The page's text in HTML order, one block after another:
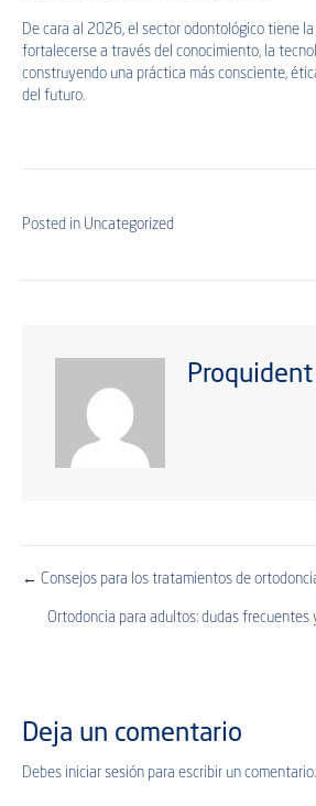
De cara al 2026, el sector odontológico tiene
fortalecerse a través del conocimiento, la
construyendo una práctica más consciente,
del futuro.
Posted in Uncategorized
Proquident
Posts
navigation
← Consejos para los tratamientos de
Ortodoncia para adultos: dudas
Deja un comentario
Debes iniciar sesión para escribir un comentario.